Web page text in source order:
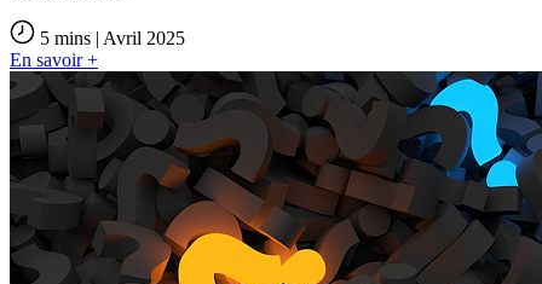
5 mins | Avril 2025
En savoir +